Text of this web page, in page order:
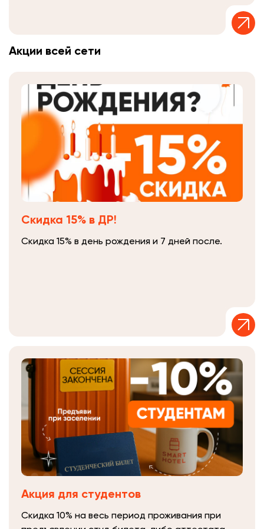
Акции всей сети
Скидка 15% в ДР!
Скидка 15% в день рождения и 7 дней после.
Акция для студентов
Скидка 10% на весь период проживания при